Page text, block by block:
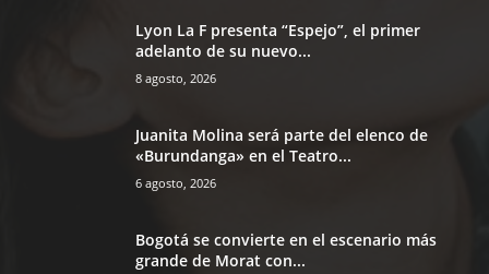
Lyon La F presenta “Espejo”, el primer
adelanto de su nuevo...
8 agosto, 2026
Juanita Molina será parte del elenco de
«Burundanga» en el Teatro...
6 agosto, 2026
Bogotá se convierte en el escenario más
grande de Morat con...